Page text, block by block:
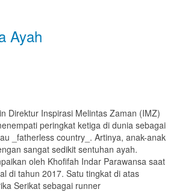
Ayah
Direktur Inspirasi Melintas Zaman (IMZ)
peringkat ketiga di dunia sebagai
_fatherless country_. Artinya, anak-anak
sangat sedikit sentuhan ayah.
oleh Khofifah Indar Parawansa saat
di tahun 2017. Satu tingkat di atas
Serikat sebagai runner